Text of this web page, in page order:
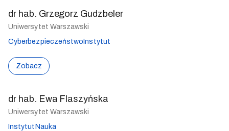
dr hab. Grzegorz Gudzbeler
Uniwersytet Warszawski
Cyberbezpieczeństwo Instytut
Zobacz
dr hab. Ewa Flaszyńska
Uniwersytet Warszawski
Instytut Nauka